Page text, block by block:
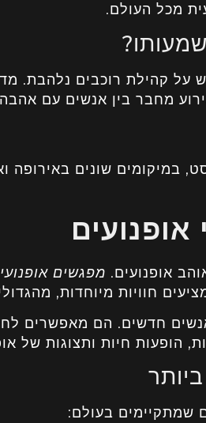
מכל העולם.
על קהילת רוכבים נלהבת.
מחבר בין אנשים עם
במיקומים שונים באירופה
אופנועים
אופנועים. מפגשים
חוויות מיוחדות,
חדשים. הם מאפשרים
הופעות חיות ותצוגות של
שמתקיימים בעולם: